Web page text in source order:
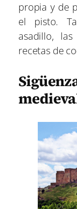
propia y de
el pisto.
asadillo,
recetas de